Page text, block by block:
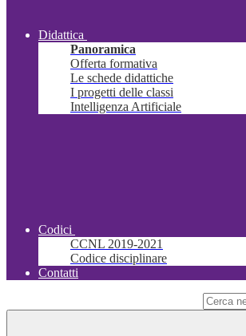
Didattica
Panoramica
Offerta formativa
Le schede didattiche
I progetti delle classi
Intelligenza Artificiale
Codici
CCNL 2019-2021
Codice disciplinare
Contatti